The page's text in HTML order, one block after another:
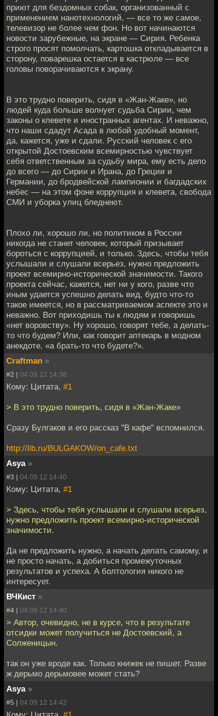
приют для бездомных собак, организованный с
применением нанотехнологий, — все то же самое,
телевизор не более чем фон. Но вот начинаются
новости зарубежные, на экране — Сирия. Ребенка
строго просят помолчать, картошка откладывается в
сторону, поварешка остается в кастрюле — все
головы поворачиваются к экрану.
В это трудно поверить, сидя в «Жан-Жаке», но
людей куда больше волнует судьба Сирии, чем
законы о клевете и иностранных агентах. И неважно,
что наши сдадут Асада в любой удобный момент,
да, кажется, уже и сдали. Русский человек с его
открытой Достоевским всемирностью чувствует
себя ответственным за судьбу мира, ему есть дело
до всего — до Сирии и Ирана, до Греции и
Германии, до бродвейской лампионии и багдадских
небес — на этом фоне коррупция и клевета, свобода
СМИ и уборка улиц бледнеют.
Плохо ли, хорошо ли, но политиком в России
никогда не станет человек, который призывает
бороться с коррупцией, и только. Здесь, чтобы тебя
услышали и слушали всерьез, нужно предложить
проект всемирно-исторической значимости. Такого
проекта сейчас, кажется, нет ни у кого, разве что
иным удается успешно делать вид, будто что-то
такое имеется, но в рассматриваемом аспекте это и
неважно. Вот приходишь ты к людям и говоришь
«нет воровству». Ну хорошо, говорят тебе, а делать-
то что будем? Или, как говорит аптекарь в модном
анекдоте, «а брать-то что будете?».
Craftman »
#2 | 04.09.12 14:38
Кому: Цитата, #1
> В это трудно поверить, сидя в «Жан-Жаке»
Сразу Булгаков и его рассказ "В кафе" вспомнился.
http://lib.ru/BULGAKOW/on_cafe.txt
Asya »
#3 | 04.09.12 14:40
Кому: Цитата, #1
> Здесь, чтобы тебя услышали и слушали всерьез,
нужно предложить проект всемирно-исторической
значимости.
Да не предложить нужно, а начать делать самому, и
не просто начать, а добиться промежуточных
результатов и успеха. А болтология никого не
интересует.
ВЧКист »
#4 | 04.09.12 14:40
> Автор, очевидно, не в курсе, что в результате
отсидки может получиться не Достоевский, а
Солженицын.
так он уже вроде как. Только книжек не пишет. Разве
ж дерьмо дерьмовее может стать?
Asya »
#5 | 04.09.12 14:42